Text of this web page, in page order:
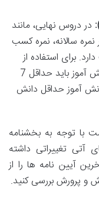
در دروس نهایی، مانند
نمره سالانه، نمره کسب
برای استفاده از
تک ماده، نمره برگه امتحان نهایی دانش آموز باید حداقل 7
آموز حداقل دانش
با توجه به بخشنامه
تغییراتی داشته
آیین نامه ها را از
و پرورش بررسی کنید.